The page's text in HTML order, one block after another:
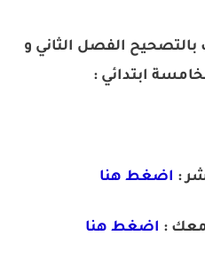
بالتصحيح الفصل الثاني و
ابتدائي :
: اضغط هنا
: اضغط هنا